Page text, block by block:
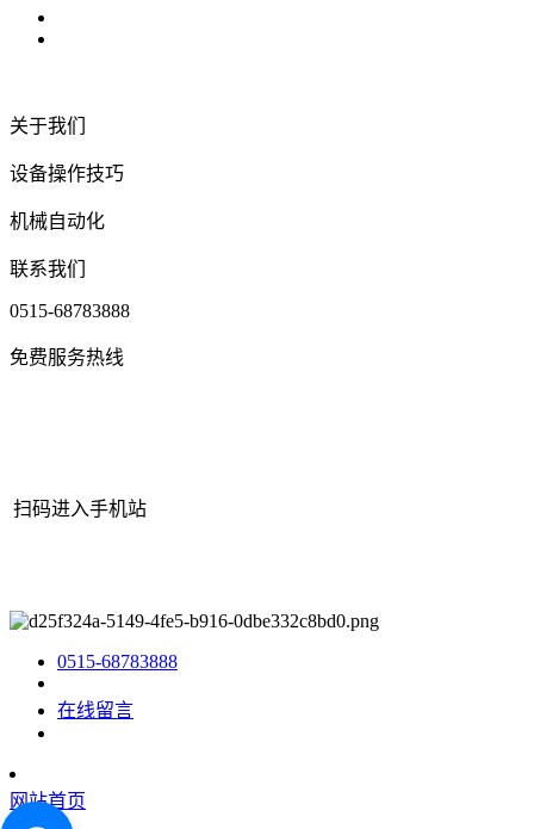
关于我们
设备操作技巧
机械自动化
联系我们
0515-68783888
免费服务热线
扫码进入手机站
0515-68783888
在线留言
网站首页